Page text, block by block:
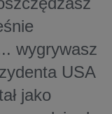
wygrywasz
USA
jako